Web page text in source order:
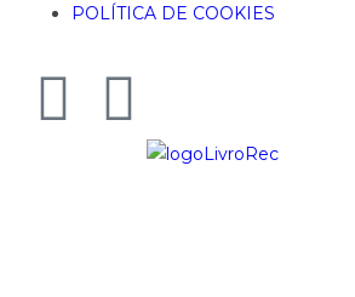
POLÍTICA DE COOKIES